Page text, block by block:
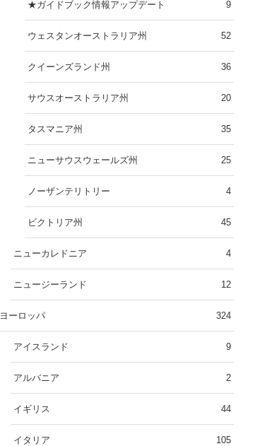
★ガイドブック情報アップデート 9
ウェスタンオーストラリア州 52
クイーンズランド州 36
サウスオーストラリア州 20
タスマニア州 35
ニューサウスウェールズ州 25
ノーザンテリトリー 4
ビクトリア州 45
ニューカレドニア 4
ニュージーランド 12
ヨーロッパ 324
アイスランド 9
アルバニア 2
イギリス 44
イタリア 105